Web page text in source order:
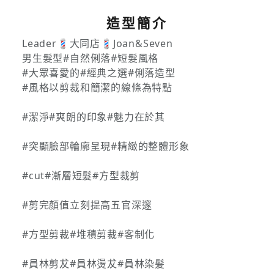
造型簡介
Leader💈大同店💈Joan&Seven
男生髮型#自然俐落#短髮風格
#大眾喜愛的#經典之選#俐落造型
#風格以剪裁和簡潔的線條為特點
#潔淨#爽朗的印象#魅力在於其
#突顯臉部輪廓呈現#精緻的整體形象
#cut#漸層短髮#方型裁剪
#剪完顏值立刻提高五官深邃
#方型剪裁#堆積剪裁#客制化
#員林剪犮#員林燙犮#員林染髪